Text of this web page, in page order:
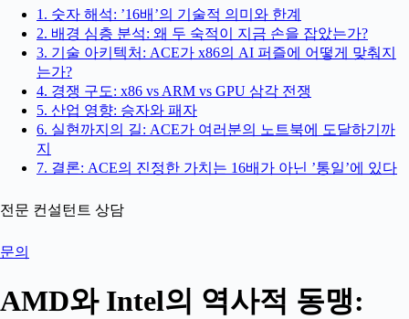
1. 숫자 해석: ’16배’의 기술적 의미와 한계
2. 배경 심층 분석: 왜 두 숙적이 지금 손을 잡았는가?
3. 기술 아키텍처: ACE가 x86의 AI 퍼즐에 어떻게 맞춰지
는가?
4. 경쟁 구도: x86 vs ARM vs GPU 삼각 전쟁
5. 산업 영향: 승자와 패자
6. 실현까지의 길: ACE가 여러분의 노트북에 도달하기까
지
7. 결론: ACE의 진정한 가치는 16배가 아닌 ’통일’에 있다
전문 컨설턴트 상담
문의
AMD와 Intel의 역사적 동맹: